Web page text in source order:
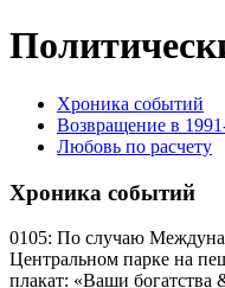
Хроника событий
Возвращение в
Любовь по расчету
Хроника событий
0105: По случаю
Центральном парке на
плакат: «Ваши богатства